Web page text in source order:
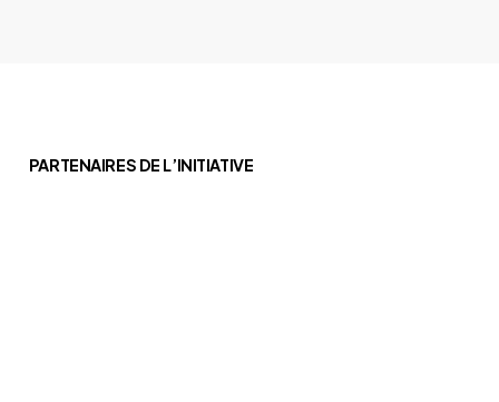
PARTENAIRES DE L’INITIATIVE